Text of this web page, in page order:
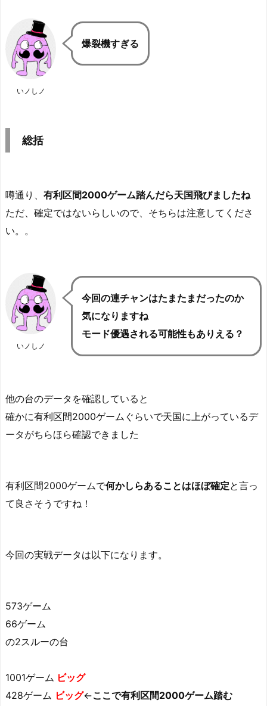
いノしノ
爆裂機すぎる
総括
噂通り、 有利区間2000ゲーム踏んだら天国飛びましたね
ただ、確定ではないらしいので、そちらは注意してくださ
い。。
いノしノ
今回の連チャンはたまたまだったのか
気になりますね
モード優遇される可能性もありえる？
他の台のデータを確認していると
確かに有利区間2000ゲームぐらいで天国に上がっているデ
ータがちらほら確認できました
有利区間2000ゲームで何かしらあることはほぼ確定と言っ
て良さそうですね！
今回の実戦データは以下になります。
573ゲーム
66ゲーム
の2スルーの台
1001ゲーム ビッグ
428ゲーム ビッグ←ここで有利区間2000ゲーム踏む